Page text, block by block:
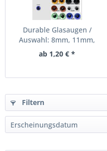
Durable Glasaugen /
Auswahl: 8mm, 11mm,
13mm,...
ab 1,20 € *
Filtern